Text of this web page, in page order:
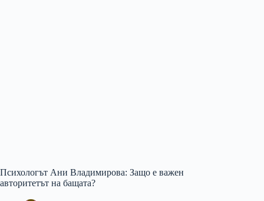
Психологът Ани Владимирова: Защо е важен
авторитетът на бащата?